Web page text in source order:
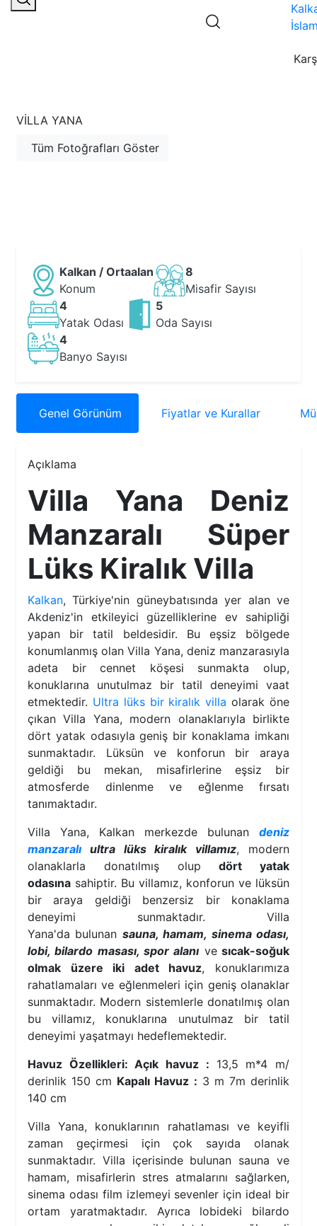
VILLA YANA
Tüm Fotoğrafları Göster
Kalkan / Ortaalan
Konum
8
Misafir Sayısı
4
Yatak Odası
5
Oda Sayısı
4
Banyo Sayısı
Genel Görünüm Fiyatlar ve Kurallar
Açıklama
Villa Yana Deniz
Manzaralı Süper
Lüks Kiralık Villa
Kalkan, Türkiye'nin güneybatısında yer alan ve
Akdeniz'in etkileyici güzelliklerine ev sahipliği
yapan bir tatil beldesidir. Bu eşsiz bölgede
konumlanmış olan Villa Yana, deniz manzarasıyla
adeta bir cennet köşesi sunmakta olup,
konuklarına unutulmaz bir tatil deneyimi vaat
etmektedir. Ultra lüks bir kiralık villa olarak öne
çıkan Villa Yana, modern olanaklarıyla birlikte
dört yatak odasıyla geniş bir konaklama imkanı
sunmaktadır. Lüksün ve konforun bir araya
geldiği bu mekan, misafirlerine eşsiz bir
atmosferde dinlenme ve eğlenme fırsatı
tanımaktadır.
Villa Yana, Kalkan merkezde bulunan deniz
manzaralı ultra lüks kiralık villamız, modern
olanaklarla donatılmış olup dört yatak
odasına sahiptir. Bu villamız, konforun ve lüksün
bir araya geldiği benzersiz bir konaklama
deneyimi sunmaktadır. Villa
Yana'da bulunan sauna, hamam, sinema odası,
lobi, bilardo masası, spor alanı vesıcak-soğuk
olmak üzere iki adet havuz, konuklarımıza
rahatlamaları ve eğlenmeleri için geniş olanaklar
sunmaktadır. Modern sistemlerle donatılmış olan
bu villamız, konuklarına unutulmaz bir tatil
deneyimi yaşatmayı hedeflemektedir.
Havuz Özellikleri: Açık havuz : 13,5 m*4 m/
derinlik 150 cm Kapalı Havuz : 3 m 7m derinlik
140 cm
Villa Yana, konuklarının rahatlaması ve keyifli
zaman geçirmesi için çok sayıda olanak
sunmaktadır. Villa içerisinde bulunan sauna ve
hamam, misafirlerin stres atmalarını sağlarken,
sinema odası film izlemeyi sevenler için ideal bir
ortam yaratmaktadır. Ayrıca lobideki bilardo